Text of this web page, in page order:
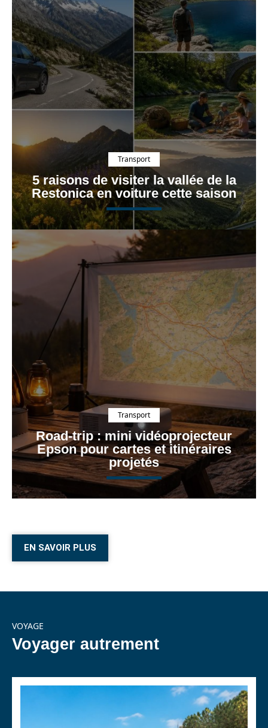
Transport
5 raisons de visiter la vallée de la
Restonica en voiture cette saison
Transport
Road-trip : mini vidéoprojecteur
Epson pour cartes et itinéraires
projetés
EN SAVOIR PLUS
VOYAGE
Voyager autrement